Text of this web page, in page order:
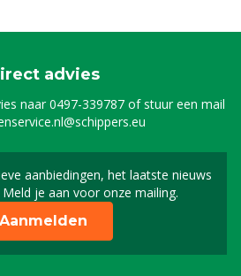
advies
naar0497-339787of stuur een mail
aanbiedingen, het laatste nieuws
je aan voor onze mailing.
Schrijf je in voor onze
Aanmelden